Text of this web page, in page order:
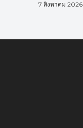
7 สิงหาคม 2026